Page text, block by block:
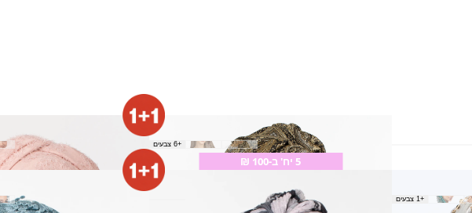
פשמינה אפרת נצנץ
₪
+6 צבעים
צעיף אופירה
80.00
+1 צבעים
5 יח' ב-100 ₪
צעיף גדולה